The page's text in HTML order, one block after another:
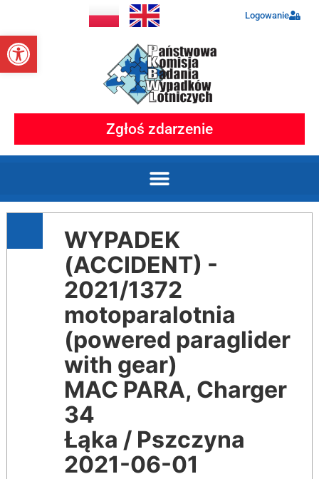
Otwórz pasek narzędzi
Logowanie
Zgłoś zdarzenie
WYPADEK
(ACCIDENT) -
2021/1372
motoparalotnia
(powered paraglider
with gear)
MAC PARA, Charger
34
Łąka / Pszczyna
2021-06-01